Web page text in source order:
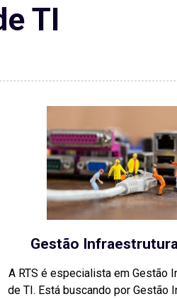
TI
Gestão
A RTS é especialista em Gestão
de TI. Está buscando por Gestão